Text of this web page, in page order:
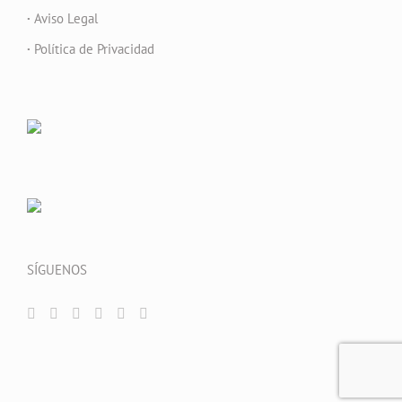
· Aviso Legal
· Política de Privacidad
SÍGUENOS